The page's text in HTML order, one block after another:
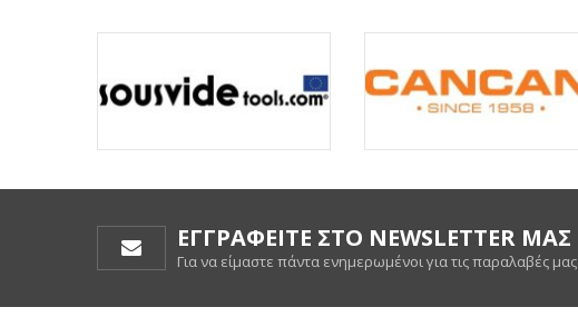
ΕΓΓΡΑΦΕΙΤΕ ΣΤΟ NEWSLETTER ΜΑΣ
Για να είμαστε πάντα ενημερωμένοι για τις παραλαβές μας